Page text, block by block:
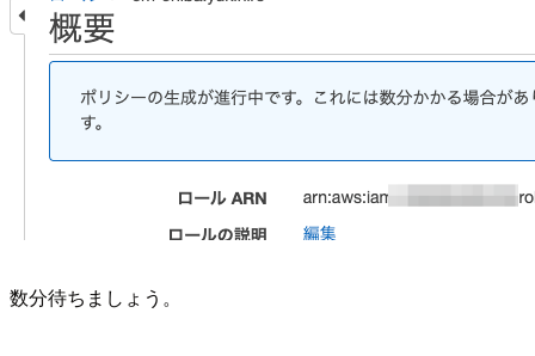
数分待ちましょう。